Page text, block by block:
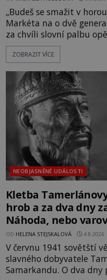
„Budeš se smažit v
Markéta na o dvě
za chvíli slovní palbu
katolička, druhá
nich se usídlí na jedné z
mezi vůdce
skutečně jistou
ZOBRAZIT VÍCE
NEOBJASNĚNÉ UDÁLOSTI
Kletba
hrob a za dva dny
Náhoda, nebo
OD HELENA STEJSKALOVÁ 4.8.2026
V červnu 1941 sovětští
slavného dobyvatele
Samarkandu. O dva dny